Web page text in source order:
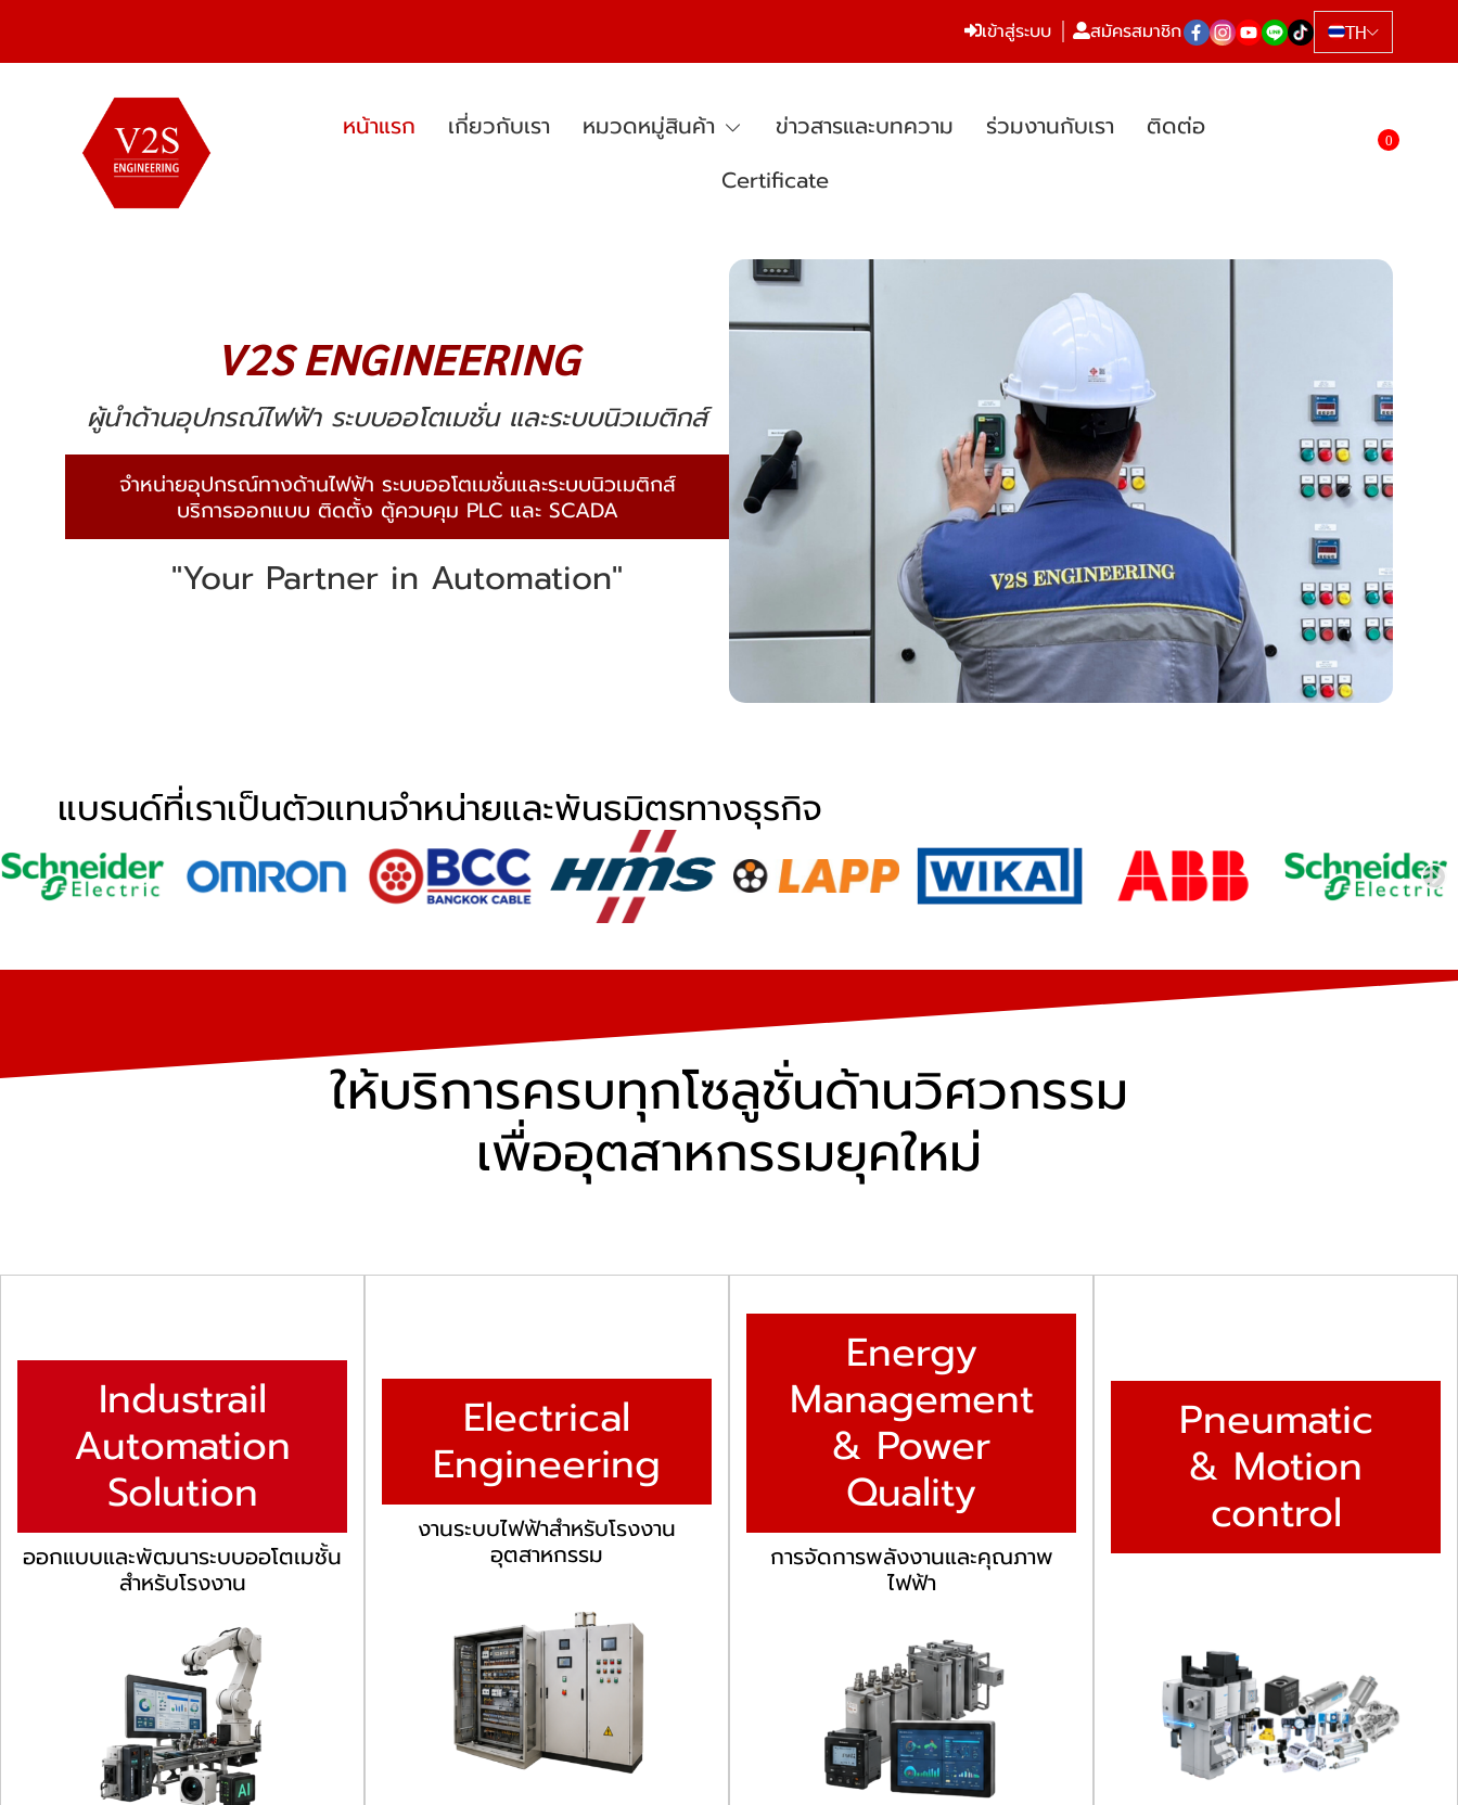
เข้าสู่ระบบ สมัครสมาชิก TH
หน้าแรก เกี่ยวกับเรา หมวดหมู่สินค้า ข่าวสารและบทความ ร่วมงานกับเรา
ติดต่อ
Certificate
0
V2S ENGINEERING
ผู้นำด้านอุปกรณ์ไฟฟ้า ระบบออโตเมชั่น และระบบนิวเมติกส์
จำหน่ายอุปกรณ์ทางด้านไฟฟ้า ระบบออโตเมชั่นและระบบนิวเมติกส์
บริการออกแบบ ติดตั้ง ตู้ควบคุม PLC และ SCADA
"Your Partner in Automation"
แบรนด์ที่เราเป็นตัวแทนจำหน่ายและพันธมิตรทางธุรกิจ
ให้บริการครบทุกโซลูชั่นด้านวิศวกรรม
เพื่ออุตสาหกรรมยุคใหม่
Industrail
Automation
Solution
ออกแบบและพัฒนาระบบออโตเมชั้น
สำหรับโรงงาน
Electrical
Engineering
งานระบบไฟฟ้าสำหรับโรงงาน
อุตสาหกรรม
Energy
Management
& Power
Quality
การจัดการพลังงานและคุณภาพ
ไฟฟ้า
Pneumatic
& Motion
control